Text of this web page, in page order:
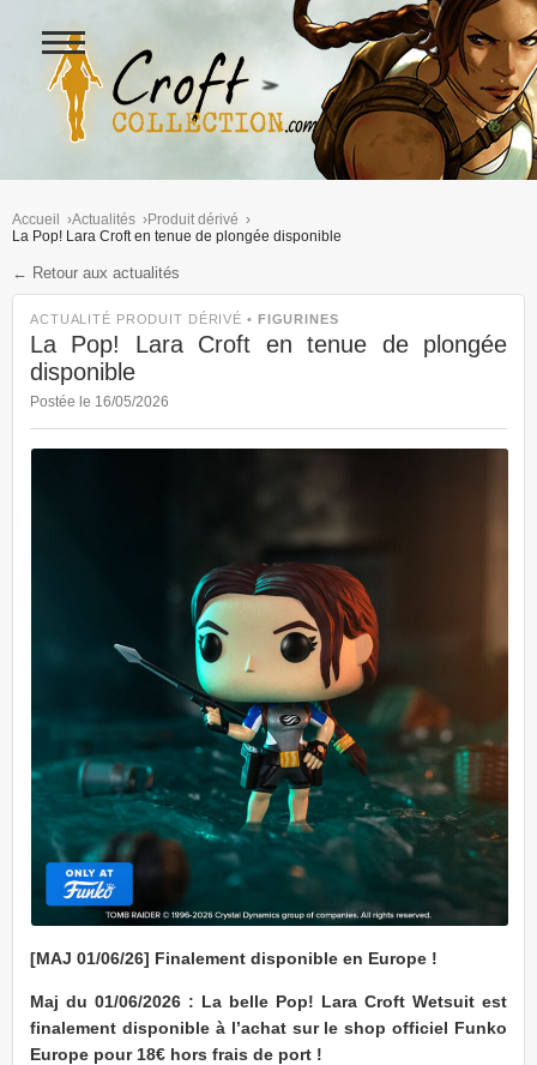
Figurines Lara Croft et
Ouvrir
le
menu
Accueil Actualités
Produit dérivé
La Pop! Lara Croft en tenue de plongée disponible
← Retour aux actualités
ACTUALITÉ PRODUIT DÉRIVÉ • FIGURINES
La Pop! Lara Croft en tenue de plongée
disponible
Postée le 16/05/2026
[MAJ 01/06/26] Finalement disponible en Europe !
Maj du 01/06/2026 : La belle Pop! Lara Croft Wetsuit est
finalement disponible à l’achat sur le shop officiel Funko
Europe pour 18€ hors frais de port !